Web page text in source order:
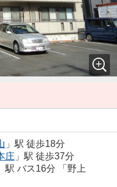
」駅 徒歩18分
庄 」駅 徒歩37分
」駅 バス16分 「野上